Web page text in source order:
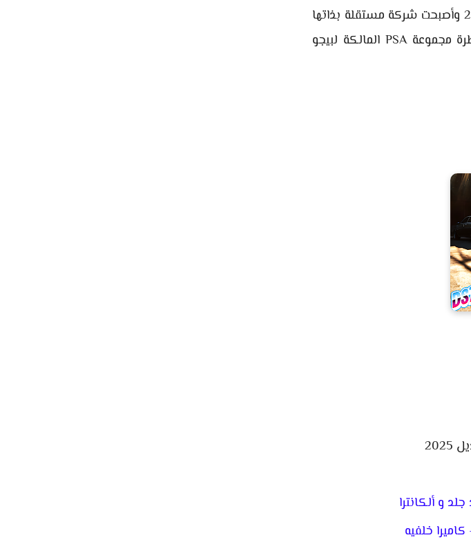
كانت شركة دي إس في البداية جزءًا من شركة ستروين وقد تأسست عام 2009 وأصبحت شركة مستقلة بذاتها
في عام 2014، وتهتم شركة DS بصناعة السيارات الفاخرة وهي خاضعة لسيطرة مجموعة PSA المالكة لبيجو